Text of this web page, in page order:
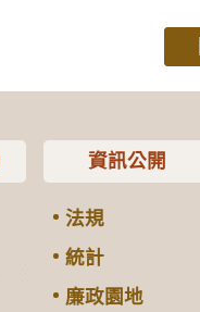
資訊公開
法規
統計
廉政園地